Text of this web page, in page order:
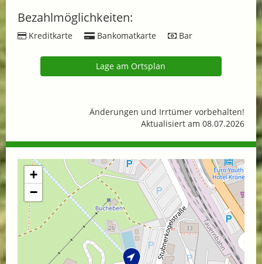
Bezahlmöglichkeiten:
Kreditkarte Bankomatkarte Bar
Lage am Ortsplan
Änderungen und Irrtümer vorbehalten!
Aktualisiert am 08.07.2026
+
−